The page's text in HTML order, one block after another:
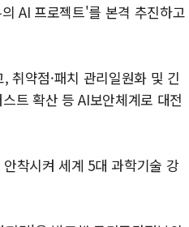
AI 프로젝트'를 본격 추진하고
취약점·패치 관리일원화 및 긴
트 확산 등 AI보안체계로 대전
착시켜 세계 5대 과학기술 강